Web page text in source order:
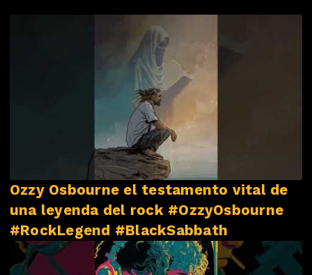
Ozzy Osbourne el testamento vital de
una leyenda del rock #OzzyOsbourne
#RockLegend #BlackSabbath